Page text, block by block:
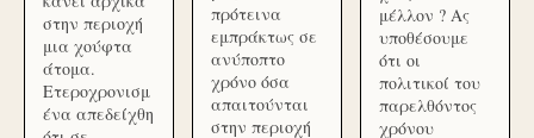
στην περιοχή
μια χούφτα
άτομα.
Ετεροχρονισμ
ένα απεδείχθη
πρότεινα
εμπράκτως σε
ανύποπτο
χρόνο όσα
απαιτούνται
στην περιοχή
μέλλον ? Ας
υποθέσουμε
ότι οι
πολιτικοί του
παρελθόντος
χρόνου